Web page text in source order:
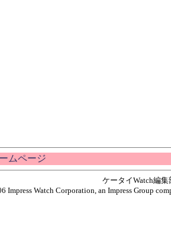
ムページ
ケータイWatch編
Impress Watch Corporation, an Impress Group